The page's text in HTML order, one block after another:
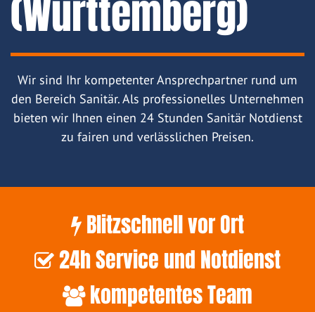
(Württemberg)
Wir sind Ihr kompetenter Ansprechpartner rund um
den Bereich Sanitär. Als professionelles Unternehmen
bieten wir Ihnen einen 24 Stunden Sanitär Notdienst
zu fairen und verlässlichen Preisen.
Blitzschnell vor Ort
24h Service und Notdienst
kompetentes Team